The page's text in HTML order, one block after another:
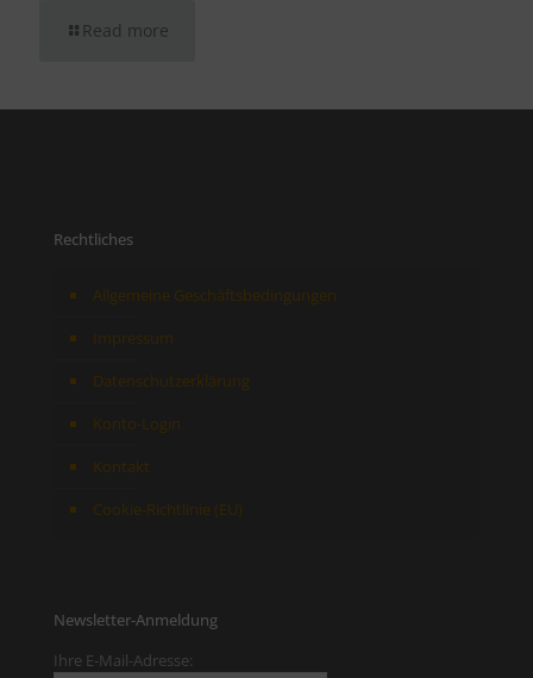
Read more
Rechtliches
Allgemeine Geschäftsbedingungen
Impressum
Datenschutzerklärung
Konto-Login
Kontakt
Cookie-Richtlinie (EU)
Newsletter-Anmeldung
Ihre E-Mail-Adresse: